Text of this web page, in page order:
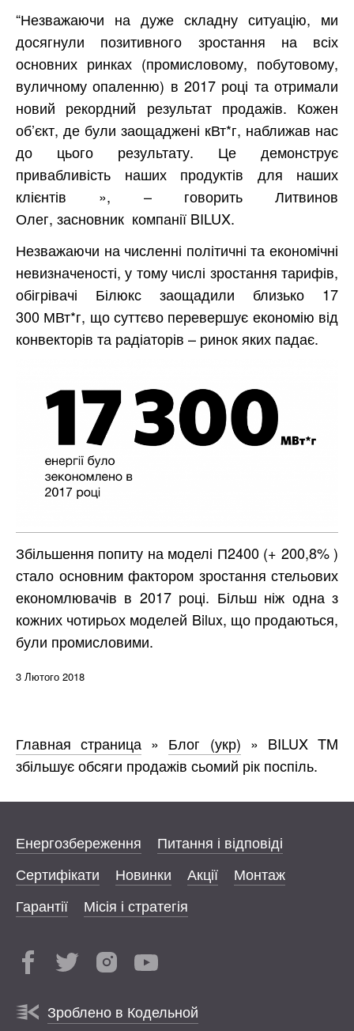
“Незважаючи на дуже складну ситуацію, ми
досягнули позитивного зростання на всіх
основних ринках (промисловому, побутовому,
вуличному опаленню) в 2017 році та отримали
новий рекордний результат продажів. Кожен
об’єкт, де були заощаджені кВт*г, наближав нас
до цього результату. Це демонструє
привабливість наших продуктів для наших
клієнтів », – говорить Литвинов
Олег, засновник компанії BILUX.
Незважаючи на численні політичні та економічні
невизначеності, у тому числі зростання тарифів,
обігрівачі Білюкс заощадили близько 17
300 МВт*г, що суттєво перевершує економію від
конвекторів та радіаторів – ринок яких падає.
Збільшення попиту на моделі П2400 (+ 200,8% )
стало основним фактором зростання стельових
економлювачів в 2017 році. Більш ніж одна з
кожних чотирьох моделей Bilux, що продаються,
були промисловими.
3 Лютого 2018
Главная страница » Блог (укр) » BILUX TM
збільшує обсяги продажів сьомий рік поспіль.
Енергозбереження
Питання і відповіді
Сертифікати
Новинки Акції
Монтаж
Гарантії
Місія і стратегія
Зроблено в Кодельной